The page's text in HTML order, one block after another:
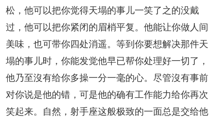
松，他可以把你觉得天塌的事儿一笑了之的没戴
过，他可以把你紧闭的眉梢平复。他能让你做人间
美味，也可带你四处消遥。等到你要想解决那件天
塌的事儿时，你能发觉他早已帮你处理好一切了，
他乃至沒有给你多操一分一毫的心。尽管沒有事前
对你说是他的错，可是他的确有工作能力给你再次
笑起来。自然，射手座这般极致的一面总是交给他